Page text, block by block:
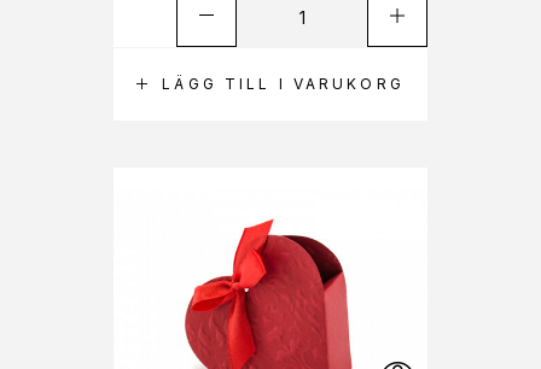
LÄGG TILL I VARUKORG